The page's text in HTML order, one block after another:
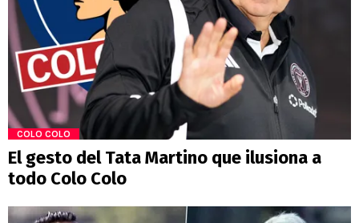
COLO COLO
El gesto del Tata Martino que ilusiona a
todo Colo Colo